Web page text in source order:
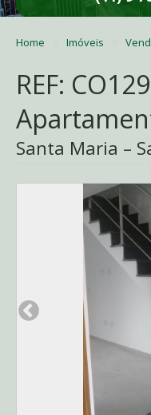
Home Imóveis
REF:
Santa Maria –